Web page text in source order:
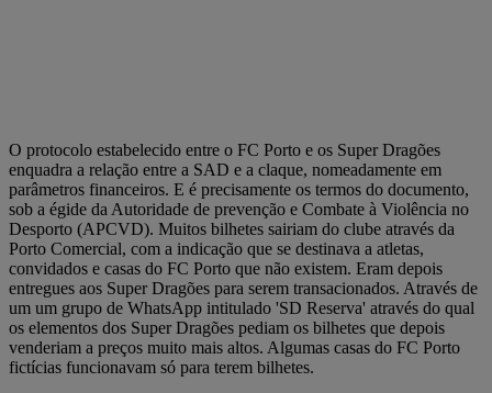
O protocolo estabelecido entre o FC Porto e os Super Dragões
enquadra a relação entre a SAD e a claque, nomeadamente em
parâmetros financeiros. E é precisamente os termos do documento,
sob a égide da Autoridade de prevenção e Combate à Violência no
Desporto (APCVD). Muitos bilhetes sairiam do clube através da
Porto Comercial, com a indicação que se destinava a atletas,
convidados e casas do FC Porto que não existem. Eram depois
entregues aos Super Dragões para serem transacionados. Através de
um um grupo de WhatsApp intitulado 'SD Reserva' através do qual
os elementos dos Super Dragões pediam os bilhetes que depois
venderiam a preços muito mais altos. Algumas casas do FC Porto
fictícias funcionavam só para terem bilhetes.